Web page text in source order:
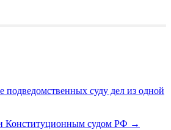
суду дел из одной
Конституционным судом РФ →